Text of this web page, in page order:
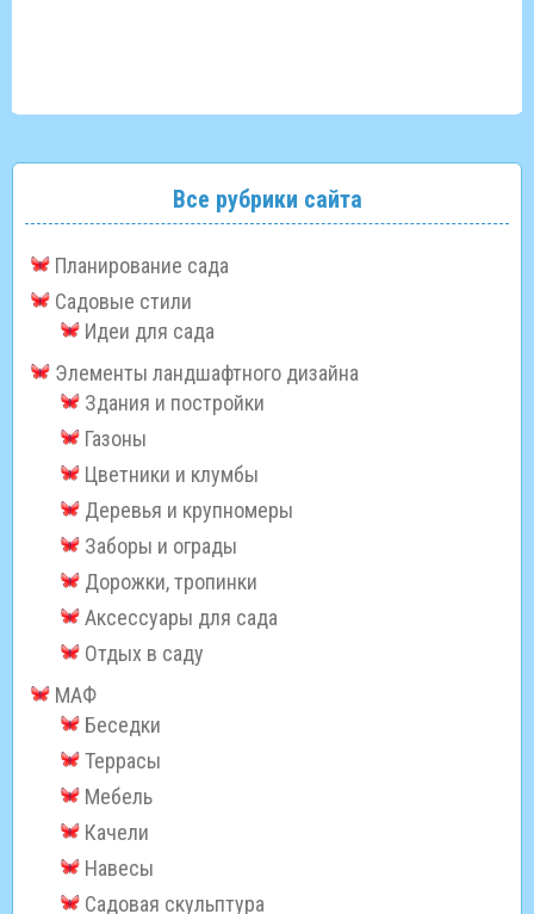
Все рубрики сайта
Планирование сада
Садовые стили
Идеи для сада
Элементы ландшафтного дизайна
Здания и постройки
Газоны
Цветники и клумбы
Деревья и крупномеры
Заборы и ограды
Дорожки, тропинки
Аксессуары для сада
Отдых в саду
МАФ
Беседки
Террасы
Мебель
Качели
Навесы
Садовая скульптура